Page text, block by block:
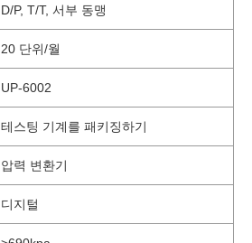
D/P, T/T, 서부 동맹
20 단위/월
UP-6002
테스팅 기계를 패키징하기
압력 변환기
디지털